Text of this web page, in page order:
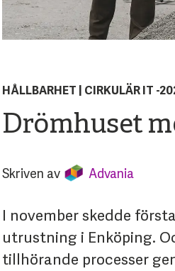
HÅLLBARHET | CIRKULÄR IT -
Drömhuset
Skriven av Advania
I november skedde
utrustning i Enköping.
tillhörande processer